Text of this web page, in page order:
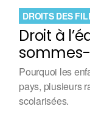
Droit à
DROITS DES
Pourquoi les
pays, plusieurs
scolarisées.